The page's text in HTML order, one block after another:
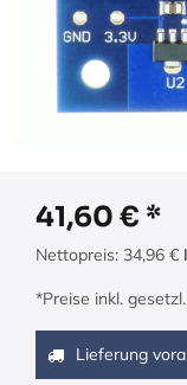
41,60 €
Nettopreis: 34,96 €
*Preise inkl.
Lieferung